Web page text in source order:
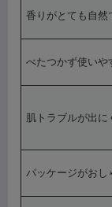
香りがとても自然
べたつかず使いや
肌トラブルが出に
パッケージがおし